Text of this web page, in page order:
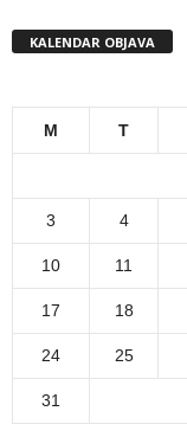
KALENDAR OBJAVA
M T
3 4
10 11
17 18
24 25
31